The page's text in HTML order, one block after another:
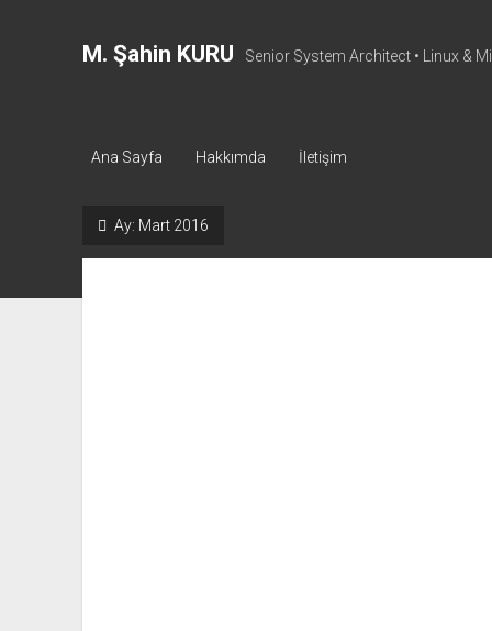
M. Şahin KURU Senior System Architect • Linux &
Ana Sayfa Hakkımda İletişim
Ay: Mart 2016